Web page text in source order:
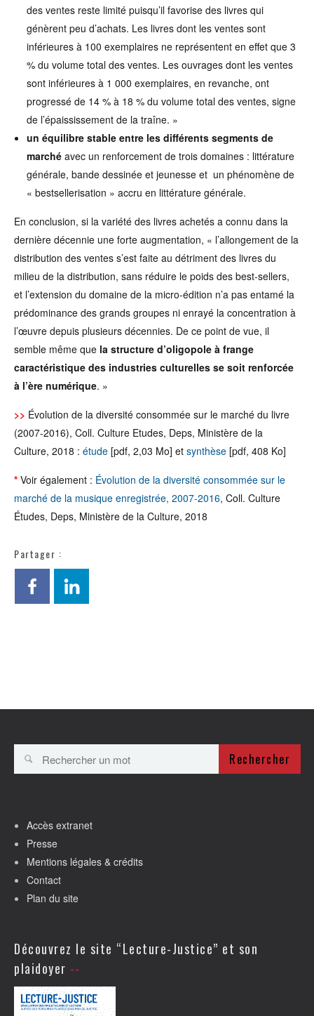
des ventes reste limité puisqu’il favorise des livres qui
génèrent peu d’achats. Les livres dont les ventes sont
inférieures à 100 exemplaires ne représentent en effet que 3
% du volume total des ventes. Les ouvrages dont les ventes
sont inférieures à 1 000 exemplaires, en revanche, ont
progressé de 14 % à 18 % du volume total des ventes, signe
de l’épaississement de la traîne. »
un équilibre stable entre les différents segments de
marché avec un renforcement de trois domaines : littérature
générale, bande dessinée et jeunesse et un phénomène de
« bestsellerisation » accru en littérature générale.
En conclusion, si la variété des livres achetés a connu dans la
dernière décennie une forte augmentation, « l’allongement de la
distribution des ventes s’est faite au détriment des livres du
milieu de la distribution, sans réduire le poids des best-sellers,
et l’extension du domaine de la micro-édition n’a pas entamé la
prédominance des grands groupes ni enrayé la concentration à
l’œuvre depuis plusieurs décennies. De ce point de vue, il
semble même que la structure d’oligopole à frange
caractéristique des industries culturelles se soit renforcée
à l’ère numérique. »
>> Évolution de la diversité consommée sur le marché du livre
(2007-2016), Coll. Culture Etudes, Deps, Ministère de la
Culture, 2018 : étude [pdf, 2,03 Mo] et synthèse [pdf, 408 Ko]
* Voir également : Évolution de la diversité consommée sur le
marché de la musique enregistrée, 2007-2016, Coll. Culture
Études, Deps, Ministère de la Culture, 2018
Partager :
Rechercher
Accès extranet
Presse
Mentions légales & crédits
Contact
Plan du site
Découvrez le site “Lecture-Justice” et son
plaidoyer